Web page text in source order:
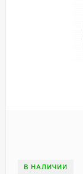
В НАЛИЧИИ